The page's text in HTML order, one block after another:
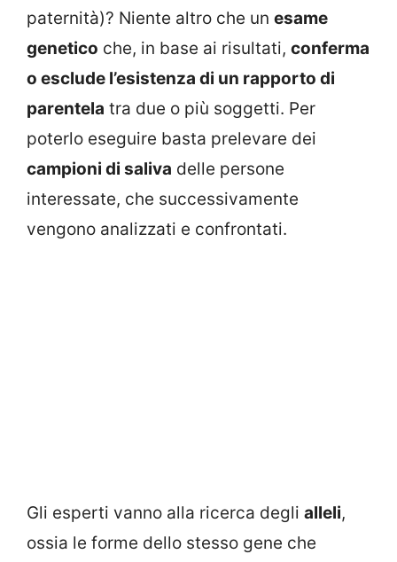
paternità)? Niente altro che un esame
genetico che, in base ai risultati, conferma
o esclude l’esistenza di un rapporto di
parentela tra due o più soggetti. Per
poterlo eseguire basta prelevare dei
campioni di saliva delle persone
interessate, che successivamente
vengono analizzati e confrontati.
Gli esperti vanno alla ricerca degli alleli,
ossia le forme dello stesso gene che